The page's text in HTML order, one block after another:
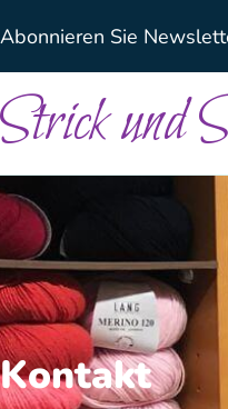
Abonnieren Sie
Strick und
Kontakt